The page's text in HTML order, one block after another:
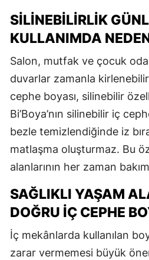
SILINEBILIRLIK
KULLANIMDA
Salon, mutfak ve çocuk
duvarlar zamanla
cephe boyası, silinebilir
Bi’Boya’nın silinebilir iç
bezle temizlendiğinde iz
matlaşma oluşturmaz. Bu
alanlarının her zaman
SAĞLIKLI YAŞAM
DOĞRU İÇ CEPHE
İç mekânlarda kullanılan
zarar vermemesi büyük